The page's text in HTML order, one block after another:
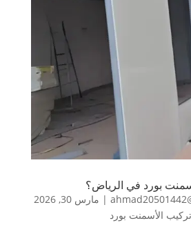
بورد في الرياض؟
| مارس 30, 2026
الأسمنت بورد